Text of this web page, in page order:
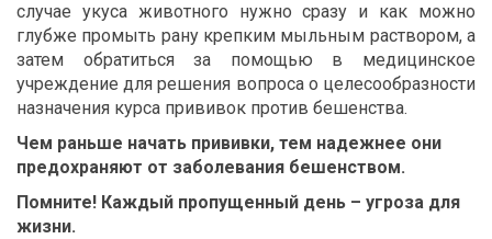
случае укуса животного нужно сразу и как можно
глубже промыть рану крепким мыльным раствором, а
затем обратиться за помощью в медицинское
учреждение для решения вопроса о целесообразности
назначения курса прививок против бешенства.
Чем раньше начать прививки, тем надежнее они
предохраняют от заболевания бешенством.
Помните! Каждый пропущенный день – угроза для
жизни.